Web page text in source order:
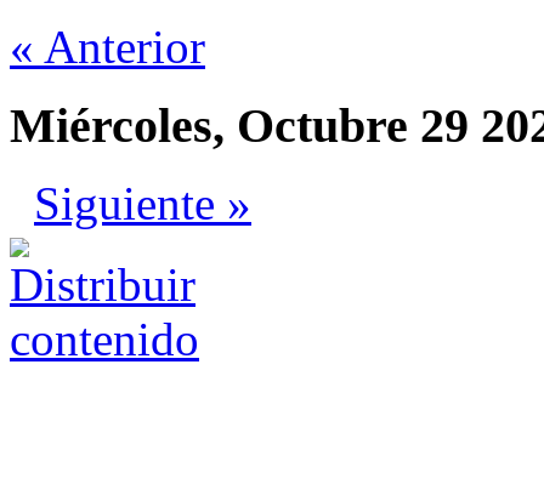
« Anterior
Miércoles, Octubre 29
Siguiente »